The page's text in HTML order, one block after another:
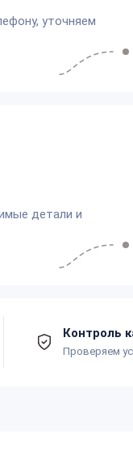
уточняем
детали и
Контроль
Проверяем